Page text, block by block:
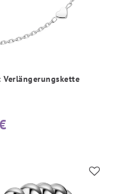
Verlängerungskette